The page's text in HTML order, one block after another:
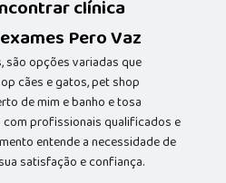
clínica
Pero Vaz
são opções variadas que
cães e gatos, pet shop
de mim e banho e tosa
com profissionais qualificados e
entende a necessidade de
satisfação e confiança.